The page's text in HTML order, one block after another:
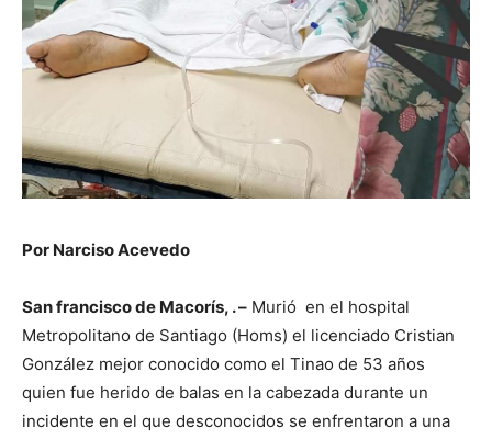
Por Narciso Acevedo
San francisco de Macorís, . – Murió en el hospital
Metropolitano de Santiago (Homs) el licenciado Cristian
González mejor conocido como el Tinao de 53 años
quien fue herido de balas en la cabezada durante un
incidente en el que desconocidos se enfrentaron a una